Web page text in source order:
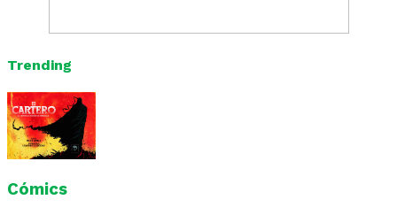
Trending
Cómics